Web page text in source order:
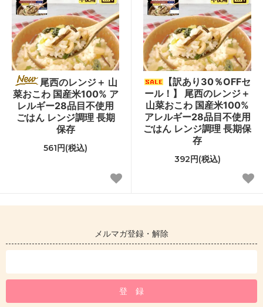
尾西のレンジ＋ 山
菜おこわ 国産米100% ア
レルギー28品目不使用
ごはん レンジ調理 長期
保存
561円(税込)
【訳あり30％OFFセ
ール！】 尾西のレンジ＋
山菜おこわ 国産米100%
アレルギー28品目不使用
ごはん レンジ調理 長期保
存
392円(税込)
メルマガ登録・解除